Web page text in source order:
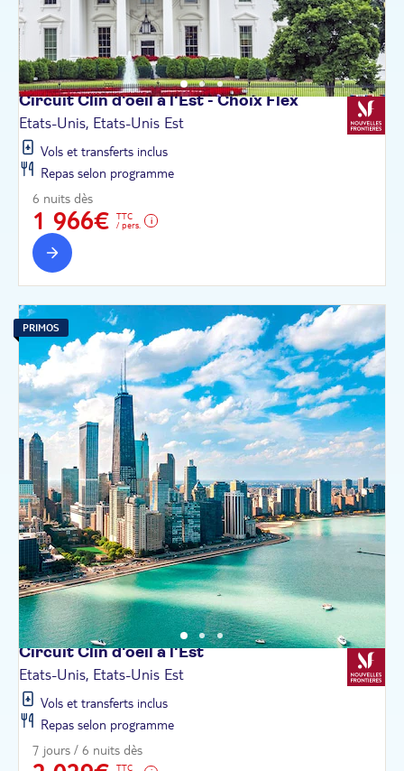
Circuit Clin d'oeil à l'Est - ChoixFlex
Etats-Unis, Etats-Unis Est
Vols et transferts inclus
Repas selon programme
6 nuits dès
1 966€
TTC
/ pers.
PRIMOS
Circuit Clin d'oeil àl'Est
Etats-Unis, Etats-Unis Est
Vols et transferts inclus
Repas selon programme
7 jours / 6 nuits dès
TTC